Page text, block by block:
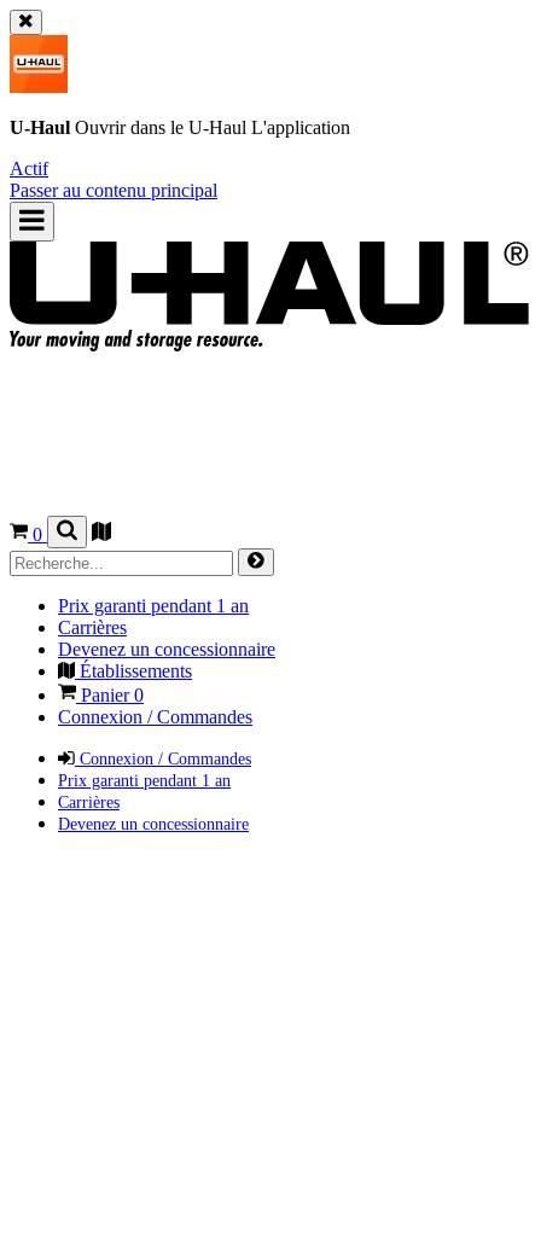
U-Haul Ouvrir dans le U-Haul L'application
Actif
Passer au contenu principal
0
Prix garanti pendant 1 an
Carrières
Devenez un concessionnaire
Établissements
Panier0
Connexion / Commandes
Connexion / Commandes
Prix garanti pendant 1 an
Carrières
Devenez un concessionnaire